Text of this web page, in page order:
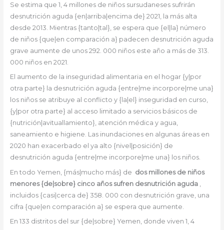
Se estima que 1, 4 millones de niños sursudaneses sufrirán
desnutrición aguda {en|arriba|encima de} 2021, la más alta
desde 2013. Mientras {tanto|tal}, se espera que {el|la} número
de niños {que|en comparación a} padecen desnutrición aguda
grave aumente de unos 292. 000 niños este año a más de 313.
000 niños en 2021.
El aumento de la inseguridad alimentaria en el hogar {y|por
otra parte} la desnutrición aguda {entre|me incorpore|me una}
los niños se atribuye al conflicto y {la|el} inseguridad en curso,
{y|por otra parte} al acceso limitado a servicios básicos de
{nutrición|avituallamiento}, atención médica y agua,
saneamiento e higiene. Las inundaciones en algunas áreas en
2020 han exacerbado el ya alto {nivel|posición} de
desnutrición aguda {entre|me incorpore|me una} los niños.
En todo Yemen, {más|mucho más} de dos millones de niños
menores {de|sobre} cinco años sufren desnutrición aguda
incluidos {casi|cerca de} 358. 000 con desnutrición grave, una
cifra {que|en comparación a} se espera que aumente.
En 133 distritos del sur {de|sobre} Yemen, donde viven 1, 4